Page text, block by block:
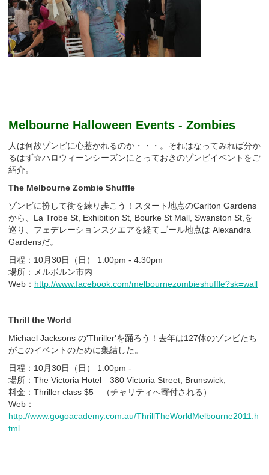
Melbourne Halloween Events - Zombies
人は何故ゾンビに心惹かれるのか・・・。それはなってみれば分か
るはず☆ハロウィーンシーズンにとっておきのゾンビイベントをご
紹介。
The Melbourne Zombie Shuffle
ゾンビに扮して街を練り歩こう！スタート地点のCarlton Gardens
から、La Trobe St, Exhibition St, Bourke St Mall, Swanston St,を
巡り、フェデレーションスクエアを経てゴール地点は Alexandra
Gardensだ。
日程：10月30日（日） 1:00pm - 4:30pm
場所：メルボルン市内
Web： http://www.facebook.com/melbournezombieshuffle?sk=wall
Thrill the World
Michael Jacksons の'Thriller'を踊ろう！去年は127体のゾンビたち
がこのイベントのために集結した。
日程：10月30日（日） 1:00pm -
場所：The Victoria Hotel 380 Victoria Street, Brunswick,
料金：Thriller class $5 （チャリティへ寄付される）
Web：
http://www.gogoacademy.com.au/ThrillTheWorldMelbourne2011.h
tml